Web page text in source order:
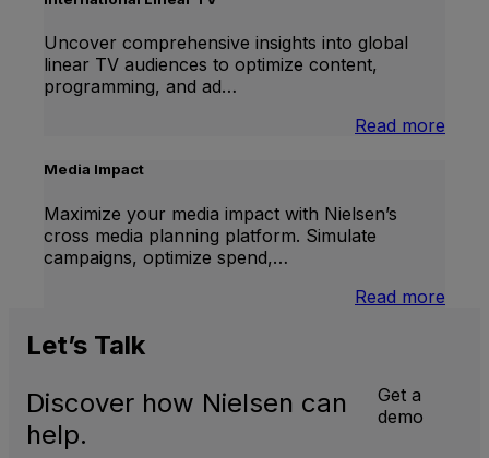
Uncover comprehensive insights into global
linear TV audiences to optimize content,
programming, and ad…
Read more
Media Impact
Maximize your media impact with Nielsen’s
cross media planning platform. Simulate
campaigns, optimize spend,…
Read more
Let’s Talk
Discover how Nielsen can
help.
Get a
demo